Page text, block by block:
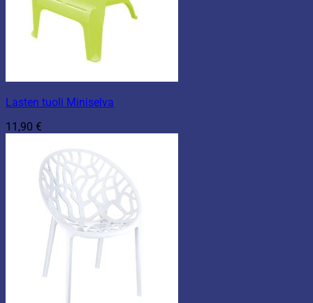
Lasten tuoli Miniselva
11,90 €